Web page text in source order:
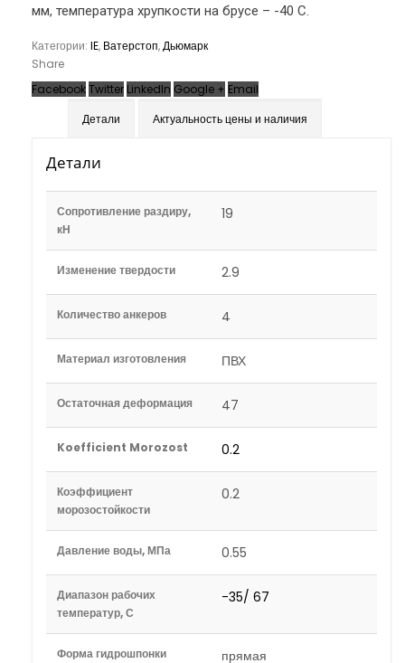
мм, температура хрупкости на брусе – -40 С.
Категории: IE, Ватерстоп,Дьюмарк
Share
FacebookTwitter LinkedIn Google + Email
Детали
Актуальность цены и наличия
Детали
Сопротивление раздиру,
кН
19
Изменение твердости 2.9
Количество анкеров 4
Материал изготовления ПВХ
Остаточная деформация 47
Koefficient Morozost 0.2
Коэффициент
морозостойкости
0.2
Давление воды, МПа 0.55
Диапазон рабочих
температур, С
-35/ 67
Форма гидрошпонки прямая